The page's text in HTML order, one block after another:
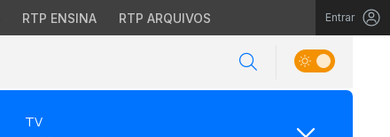
RTP ENSINA RTP ARQUIVOS Entrar
TV